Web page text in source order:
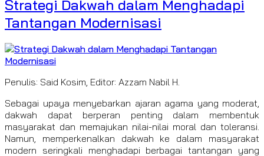
Strategi Dakwah dalam Menghadapi
Tantangan Modernisasi
Penulis: Said Kosim, Editor: Azzam Nabil H.
Sebagai upaya menyebarkan ajaran agama yang moderat,
dakwah dapat berperan penting dalam membentuk
masyarakat dan memajukan nilai-nilai moral dan toleransi.
Namun, memperkenalkan dakwah ke dalam masyarakat
modern seringkali menghadapi berbagai tantangan yang